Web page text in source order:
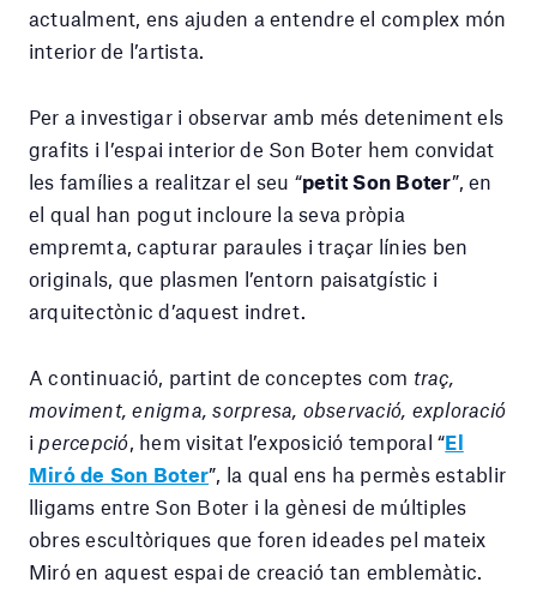
actualment, ens ajuden a entendre el complex món
interior de l’artista.
Per a investigar i observar amb més deteniment els
grafits i l’espai interior de Son Boter hem convidat
les famílies a realitzar el seu “petit Son Boter”, en
el qual han pogut incloure la seva pròpia
empremta, capturar paraules i traçar línies ben
originals, que plasmen l’entorn paisatgístic i
arquitectònic d’aquest indret.
A continuació, partint de conceptes com traç,
moviment, enigma, sorpresa, observació, exploració
i percepció, hem visitat l’exposició temporal “El
Miró de Son Boter”, la qual ens ha permès establir
lligams entre Son Boter i la gènesi de múltiples
obres escultòriques que foren ideades pel mateix
Miró en aquest espai de creació tan emblemàtic.